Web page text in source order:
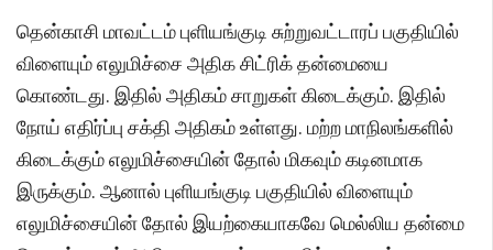
தென்காசி மாவட்டம் புளியங்குடி சுற்றுவட்டாரப் பகுதியில்
விளையும் எலுமிச்சை அதிக சிட்ரிக் தன்மையை
கொண்டது. இதில் அதிகம் சாறுகள் கிடைக்கும். இதில்
நோய் எதிர்ப்பு சக்தி அதிகம் உள்ளது. மற்ற மாநிலங்களில்
கிடைக்கும் எலுமிச்சையின் தோல் மிகவும் கடினமாக
இருக்கும். ஆனால் புளியங்குடி பகுதியில் விளையும்
எலுமிச்சையின் தோல் இயற்கையாகவே மெல்லிய தன்மை